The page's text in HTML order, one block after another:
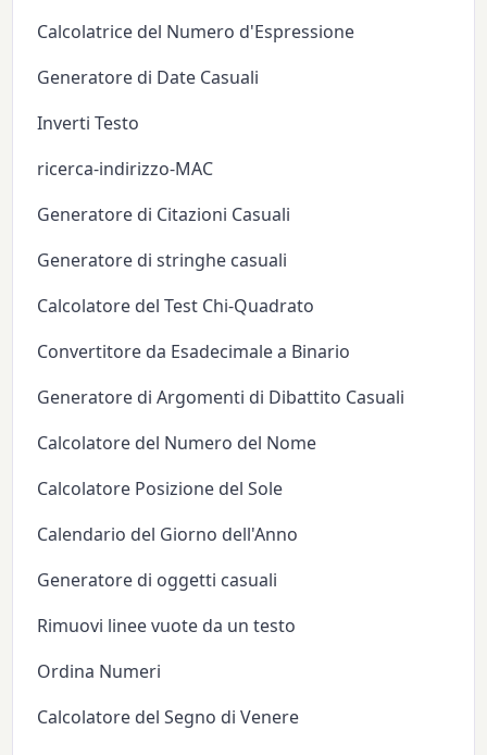
Calcolatrice del Numero d'Espressione
Generatore di Date Casuali
Inverti Testo
ricerca-indirizzo-MAC
Generatore di Citazioni Casuali
Generatore di stringhe casuali
Calcolatore del Test Chi-Quadrato
Convertitore da Esadecimale a Binario
Generatore di Argomenti di Dibattito Casuali
Calcolatore del Numero del Nome
Calcolatore Posizione del Sole
Calendario del Giorno dell'Anno
Generatore di oggetti casuali
Rimuovi linee vuote da un testo
Ordina Numeri
Calcolatore del Segno di Venere